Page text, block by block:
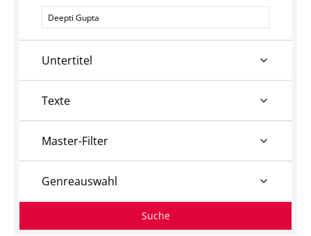
Personen
Untertitel
Texte
Master-Filter
Genreauswahl
Suche